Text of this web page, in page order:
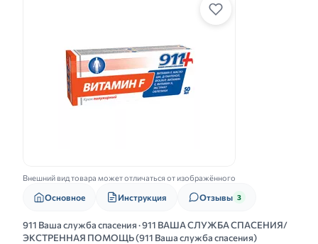
Внешний вид товара может отличаться от изображённого
Основное Инструкция Отзывы 3
911 Ваша служба спасения · 911 ВАША СЛУЖБА СПАСЕНИЯ/
ЭКСТРЕННАЯ ПОМОЩЬ (911 Ваша служба спасения)